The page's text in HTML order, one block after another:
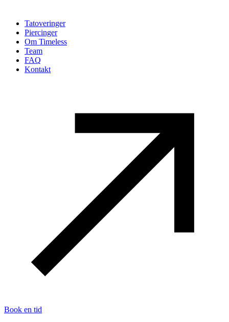
Tatoveringer
Piercinger
Om Timeless
Team
FAQ
Kontakt
Book en tid